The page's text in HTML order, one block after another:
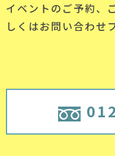
イベントのご予約、
しくはお問い合わせ